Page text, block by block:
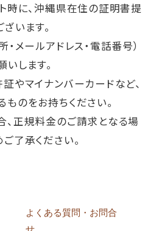
時に、沖縄県在住の証明書提
います。
メールアドレス・電話番号）
します。
やマイナンバーカードなど、
のをお持ちください。
正規料金のご請求となる場
了承ください。
よくある質問・お問合
せ